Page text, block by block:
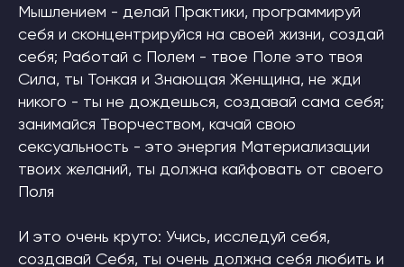
Мышлением - делай Практики, программируй
себя и сконцентрируйся на своей жизни, создай
себя; Работай с Полем - твое Поле это твоя
Сила, ты Тонкая и Знающая Женщина, не жди
никого - ты не дождешься, создавай сама себя;
занимайся Творчеством, качай свою
сексуальность - это энергия Материализации
твоих желаний, ты должна кайфовать от своего
Поля
И это очень круто: Учись, исследуй себя,
создавай Себя, ты очень должна себя любить и